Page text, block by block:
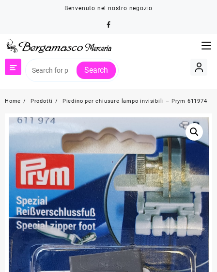
Benvenuto nel nostro negozio
Search
Home Prodotti Piedino per chiusure lampo invisibili – Prym 611974